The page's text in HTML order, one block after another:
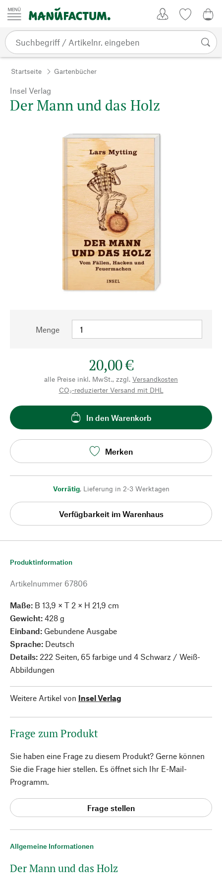
Zum Inhalt springen
Startseite Gartenbücher
Insel Verlag
Der Mann und das Holz
Menge
20,00 €
alle Preise inkl. MwSt., zzgl. Versandkosten
CO₂-reduzierter Versand mit DHL
In den Warenkorb
Merken
Vorrätig, Lieferung in 2-3 Werktagen
Verfügbarkeit im Warenhaus
Allgemeine Informationen
Der Mann und das Holz
Produktinformation
Artikelnummer 67806
Maße: B 13,9 × T 2 × H 21,9 cm
Gewicht: 428 g
Einband: Gebundene Ausgabe
Sprache: Deutsch
Details: 222 Seiten, 65 farbige und 4 Schwarz / Weiß-
Abbildungen
Weitere Artikel von Insel Verlag
Frage zum Produkt
Sie haben eine Frage zu diesem Produkt? Gerne können
Sie die Frage hier stellen. Es öffnet sich Ihr E-Mail-
Programm.
Frage stellen